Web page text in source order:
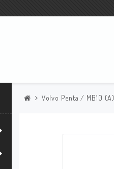
Volvo Penta / MB10 (A)